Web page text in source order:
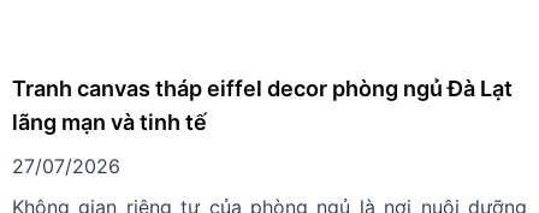
Tranh canvas tháp eiffel decor phòng ngủ Đà Lạt
lãng mạn và tinh tế
27/07/2026
Không gian riêng tư của phòng ngủ là nơi nuôi dưỡng